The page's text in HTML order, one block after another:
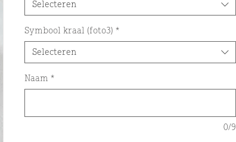
Selecteren
Symbool kraal (foto3) *
Selecteren
Naam *
0/9